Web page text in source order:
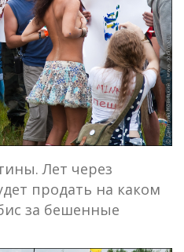
Лет через
продать на каком
за бешенные